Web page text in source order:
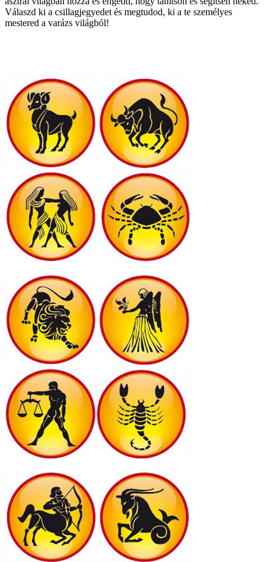
Válaszd ki a csillagjegyedet és megtudod, ki a te személyes
mestered a varázs világból!